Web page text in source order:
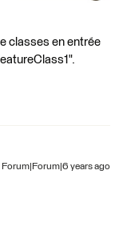
classes en entrée
Forum|Forum|6 years ago